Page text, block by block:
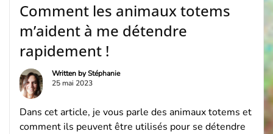
Comment les animaux totems
m’aident à me détendre
rapidement !
Written byStéphanie
25 mai 2023
Dans cet article, je vous parle des animaux totems et
comment ils peuvent être utilisés pour se détendre